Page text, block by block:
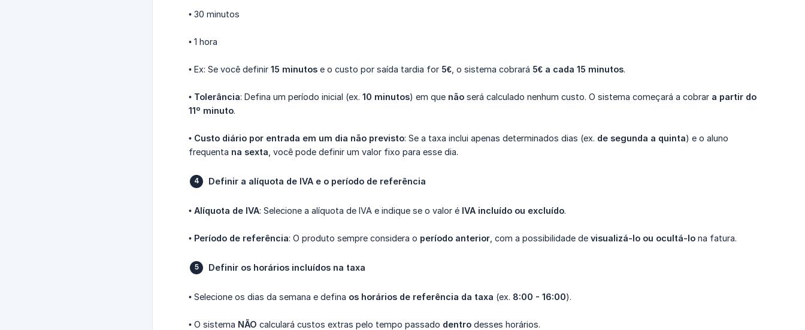
• 30 minutos
• 1 hora
• Ex: Se você definir 15 minutos e o custo por saída tardia for 5€ , o sistema cobrará 5€ a cada 15 minutos.
• Tolerância: Defina um período inicial (ex. 10 minutos) em que não será calculado nenhum custo. O sistema começará a cobrar a partir do
11º minuto.
• Custo diário por entrada em um dia não previsto: Se a taxa inclui apenas determinados dias (ex. de segunda a quinta) e o aluno
frequenta na sexta , você pode definir um valor fixo para esse dia.
Definir a alíquota de IVA e o período de referência
• Alíquota de IVA: Selecione a alíquota de IVA e indique se o valor é IVA incluído ou excluído.
• Período de referência: O produto sempre considera o período anterior , com a possibilidade de visualizá-lo ou ocultá-lo na fatura.
Definir os horários incluídos na taxa
• Selecione os dias da semana e defina os horários de referência da taxa (ex. 8:00 - 16:00).
• O sistema NÃO calculará custos extras pelo tempo passado dentro desses horários.